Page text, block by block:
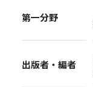
第一分野
出版者・編者